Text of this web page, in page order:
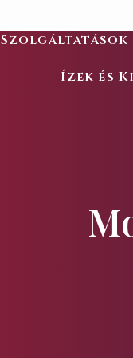
Szolgáltatások
Ízek és